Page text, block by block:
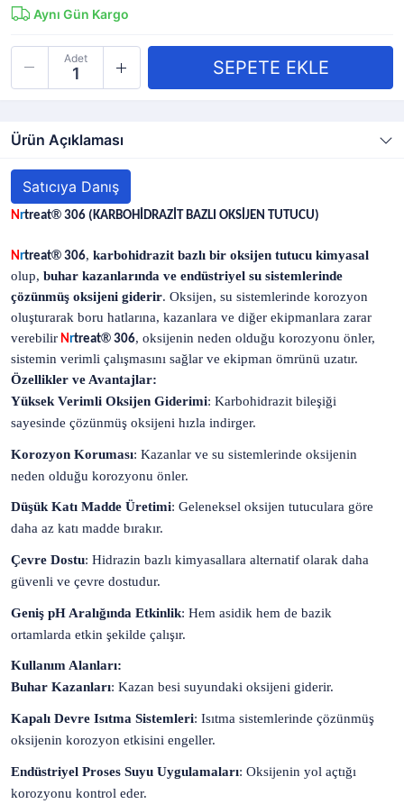
Aynı Gün Kargo
Adet
Ürün Açıklaması
Satıcıya Danış
Nrtreat® 306 (KARBOHİDRAZİT BAZLI OKSİJEN TUTUCU)
Nrtreat® 306, karbohidrazit bazlı bir oksijen tutucu kimyasal
olup, buhar kazanlarında ve endüstriyel su sistemlerinde
çözünmüş oksijeni giderir. Oksijen, su sistemlerinde korozyon
oluşturarak boru hatlarına, kazanlara ve diğer ekipmanlara zarar
verebilir Nrtreat® 306, oksijenin neden olduğu korozyonu önler,
sistemin verimli çalışmasını sağlar ve ekipman ömrünü uzatır.
Özellikler ve Avantajlar:
Yüksek Verimli Oksijen Giderimi: Karbohidrazit bileşiği
sayesinde çözünmüş oksijeni hızla indirger.
Korozyon Koruması: Kazanlar ve su sistemlerinde oksijenin
neden olduğu korozyonu önler.
Düşük Katı Madde Üretimi: Geleneksel oksijen tutuculara göre
daha az katı madde bırakır.
Çevre Dostu: Hidrazin bazlı kimyasallara alternatif olarak daha
güvenli ve çevre dostudur.
Geniş pH Aralığında Etkinlik: Hem asidik hem de bazik
ortamlarda etkin şekilde çalışır.
Kullanım Alanları:
Buhar Kazanları: Kazan besi suyundaki oksijeni giderir.
Kapalı Devre Isıtma Sistemleri: Isıtma sistemlerinde çözünmüş
oksijenin korozyon etkisini engeller.
Endüstriyel Proses Suyu Uygulamaları: Oksijenin yol açtığı
korozyonu kontrol eder.